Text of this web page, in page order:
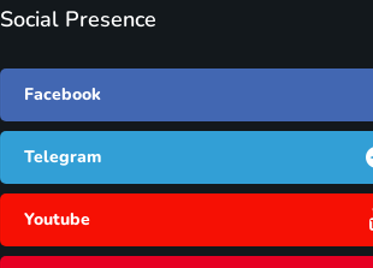
Social Presence
Facebook
Telegram
Youtube